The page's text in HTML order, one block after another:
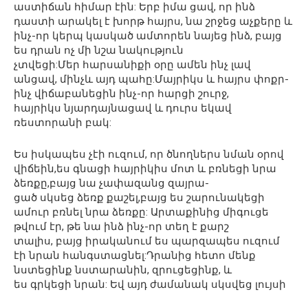
աստիճան հիմար էին: Երբ իմա ցավ, որ ինձ
դաստի արակել է խորթ հայրս, նա շրջեց աչքերը և
ինչ-որ կերպ կասկած ամտորեն նայեց ինձ, բայց
ես դրան ոչ մի նշա նակություն
չտվեցի:Մեր հարսանիքի օրը ամեն ինչ լավ
անցավ, մինչև այդ պահը:Մայրիկս և հայրս փոքր-
ինչ վիճաբանեցին ինչ-որ հարցի շուրջ,
հայրիկս նյարդայնացավ և դուրս եկավ
ռեստորանի բակ:
Ես իսկապես չէի ուզում, որ ծնողներս նման օրով
վիճեին,ես գնացի հայրիկիս մոտ և բռնեցի նրա
ձեռքը,բայց նա չափազանց զայրա-
ցած սկսեց ձեռք քաշել,բայց ես շարունակեցի
ամուր բռնել նրա ձեռքը: Արտաքինից միգուցե
թվում էր, թե նա ինձ ինչ-որ տեղ է քարշ
տալիս, բայց իրականում ես պարզապես ուզում
էի նրան հանգստացնել:Դրանից հետո մենք
նստեցինք նստարանին, զրուցեցինք, և
ես գրկեցի նրան: Եվ այդ ժամանակ սկսվեց լույսի